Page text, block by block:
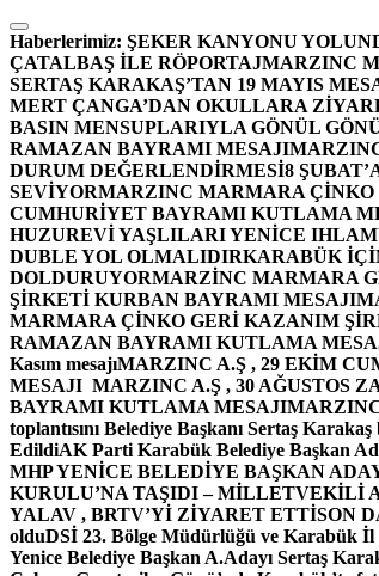
İçeriğe
atla
Haberlerimiz: ŞEKER KANYONU
ÇATALBAŞ İLE RÖPORTAJMARZINC
SERTAŞ KARAKAŞ’TAN 19 MAYIS
MERT ÇANGA’DAN OKULLARA
BASIN MENSUPLARIYLA GÖNÜL
RAMAZAN BAYRAMI MESAJI
DURUM DEĞERLENDİRMESİ8
SEVİYORMARZINC MARMARA ÇİNKO
CUMHURİYET BAYRAMI KUTLAMA
HUZUREVİ YAŞLILARI YENİCE
DUBLE YOL OLMALIDIRKARABÜK
DOLDURUYORMARZİNC MARMARA
ŞİRKETİ KURBAN BAYRAMI MESAJI
MARMARA ÇİNKO GERİ KAZANIM
RAMAZAN BAYRAMI KUTLAMA
Kasım mesajıMARZINC A.Ş , 29 EKİM
MESAJI MARZINC A.Ş , 30 AĞUSTOS
BAYRAMI KUTLAMA MESAJI
toplantısını Belediye Başkanı Sertaş Karakaş
EdildiAK Parti Karabük Belediye Başkan
MHP YENİCE BELEDİYE BAŞKAN
KURULU’NA TAŞIDI – MİLLETVEKİLİ
YALAV , BRTV’Yİ ZİYARET ETTİSON
olduDSİ 23. Bölge Müdürlüğü ve Karabük İl
Yenice Belediye Başkan A.Adayı Sertaş